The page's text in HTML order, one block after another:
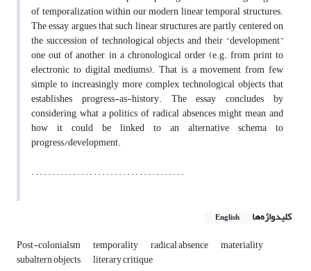
of temporalization within our modern linear temporal structures.
The essay argues that such linear structures are partly centered on
the succession of technological objects and their “development,”
one out of another, in a chronological order (e.g., from print to
electronic to digital mediums). That is, a movement from few
simple to increasingly more complex technological objects that
establishes progress-as-history. The essay concludes by
considering what a politics of radical absences might mean and
how it could be linked to an alternative schema to
progress/development.
. . . . . . . . . . . . . . . . . . . . . . . . . . . . . . . . . . . . .
کلیدواژه‌ها English
Post-colonialsm temporality radical absence materiality
subaltern objects literary critique